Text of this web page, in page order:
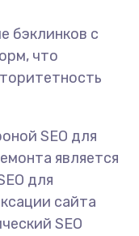
бэклинков с
что
SEO для
является
для
сайта
SEO